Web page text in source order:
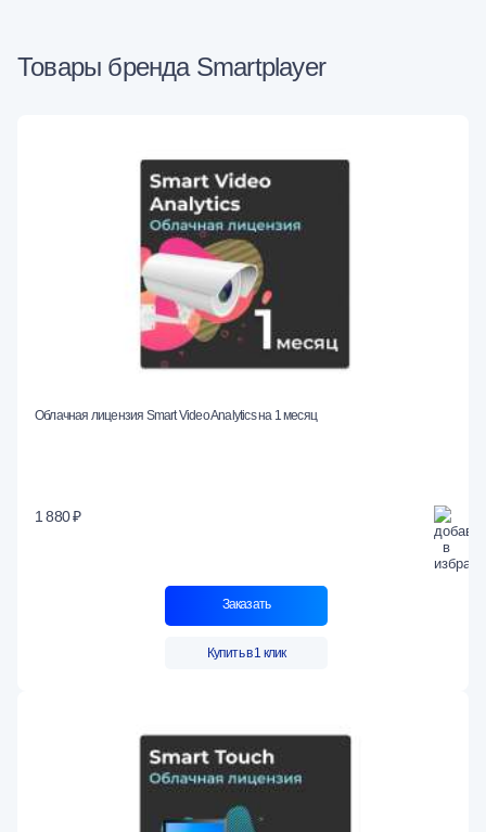
Товары бренда Smartplayer
Облачная лицензия Smart Video Analytics на 1 месяц
1 880 ₽
Заказать
Купить в 1 клик